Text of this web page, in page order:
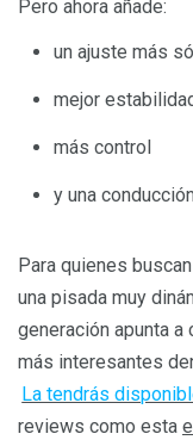
Pero ahora añade:
un ajuste más
mejor
más control
y una
Para quienes
una pisada muy
generación apunta
más interesantes
La tendrás
reviews como esta